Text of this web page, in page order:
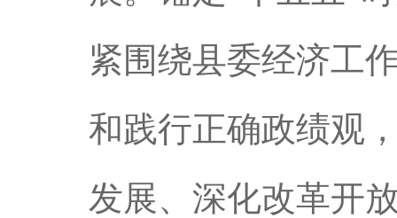
紧围绕县委经济工
和践行正确政绩观
发展、深化改革开